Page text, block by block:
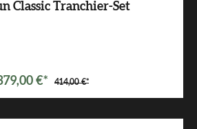
Classic Tranchier-Set
€* 414,00 €*